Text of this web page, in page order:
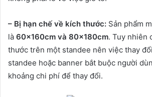
– Bị hạn chế về kích thước: Sản phẩm
là 60x160cm và 80x180cm. Tuy nhiên
thước trên một standee nên việc thay
standee hoặc banner bắt buộc người
khoảng chi phí để thay đổi.